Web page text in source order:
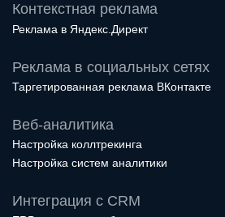
Контекстная реклама
Реклама в Яндекс.Директ
Реклама в социальных сетях
Таргетированная реклама ВКонтакте
Веб-аналитика
Настройка коллтрекинга
Настройка систем аналитики
Интеграция с CRM